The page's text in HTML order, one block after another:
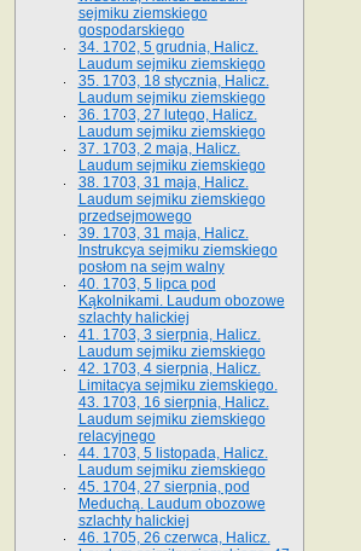
sejmiku ziemskiego
gospodarskiego
34. 1702, 5 grudnia, Halicz.
Laudum sejmiku ziemskiego
35. 1703, 18 stycznia, Halicz.
Laudum sejmiku ziemskiego
36. 1703, 27 lutego, Halicz.
Laudum sejmiku ziemskiego
37. 1703, 2 maja, Halicz.
Laudum sejmiku ziemskiego
38. 1703, 31 maja, Halicz.
Laudum sejmiku ziemskiego
przedsejmowego
39. 1703, 31 maja, Halicz.
Instrukcya sejmiku ziemskiego
posłom na sejm walny
40. 1703, 5 lipca pod
Kąkolnikami. Laudum obozowe
szlachty halickiej
41­. 1703, 3 sierpnia, Halicz.
Laudum sejmiku ziemskiego
42. 1703, 4 sierpnia, Halicz.
Limitacya sejmiku ziemskiego.
43. 1703, 16 sierpnia, Halicz.
Laudum sejmiku ziemskiego
relacyjnego
44. 1703, 5 listopada, Halicz.
Laudum sejmiku ziemskiego
45. 1704, 27 sierpnia, pod
Meduchą. Laudum obozowe
szlachty halickiej
46. 1705, 26 czerwca, Halicz.